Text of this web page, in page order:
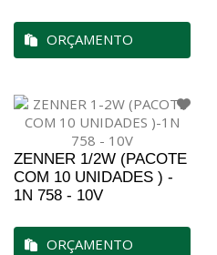
ORÇAMENTO
ZENNER 1/2W (PACOTE
COM 10 UNIDADES ) -
1N 758 - 10V
ORÇAMENTO